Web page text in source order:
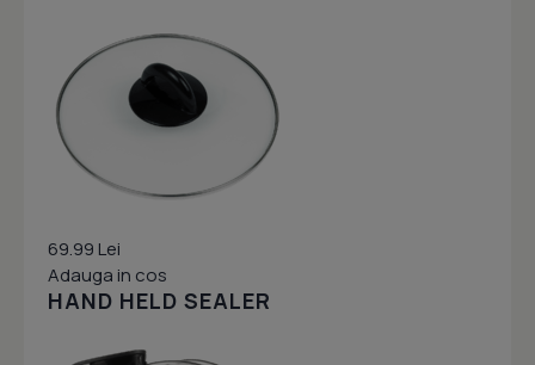
69.99 Lei
Adauga in cos
HAND HELD SEALER